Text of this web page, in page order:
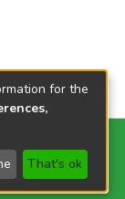
for the
That's ok